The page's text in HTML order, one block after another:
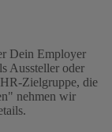
Dein Employer
Aussteller oder
Zielgruppe, die
nehmen wir